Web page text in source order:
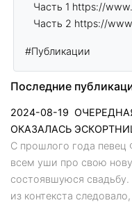
Часть 1 https://
Часть 2 https://
#Публикации
Последние
2024-08-19
ОКАЗАЛАСЬ
С прошлого года
всем уши про свою
состоявшуюся свадьбу.
из контекста